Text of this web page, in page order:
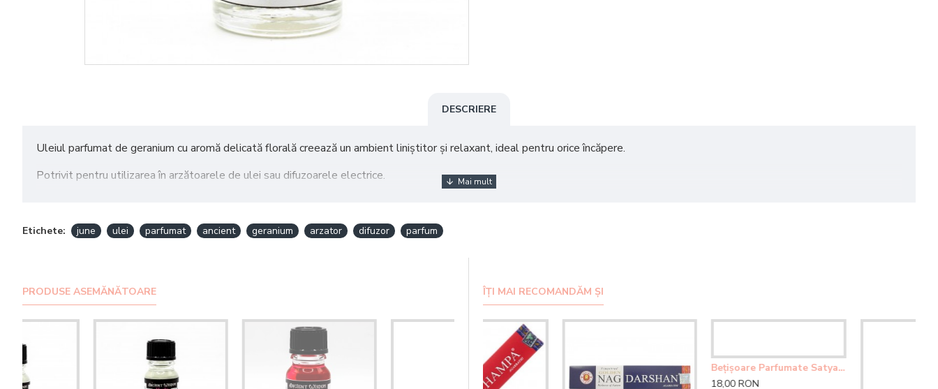
DESCRIERE
Uleiul parfumat de geranium cu aromă delicată florală creează un ambient liniștitor și relaxant, ideal pentru orice încăpere.
Potrivit pentru utilizarea în arzătoarele de ulei sau difuzoarele electrice.
Cantitate: 10 ml
Etichete: june ulei parfumat ancient geranium arzator difuzor parfum
PRODUSE ASEMĂNĂTOARE
14,00 RON
ÎȚI MAI RECOMANDĂM ȘI
Bețișoare Parfumate Satya - Sacred Lama
18,00 RON